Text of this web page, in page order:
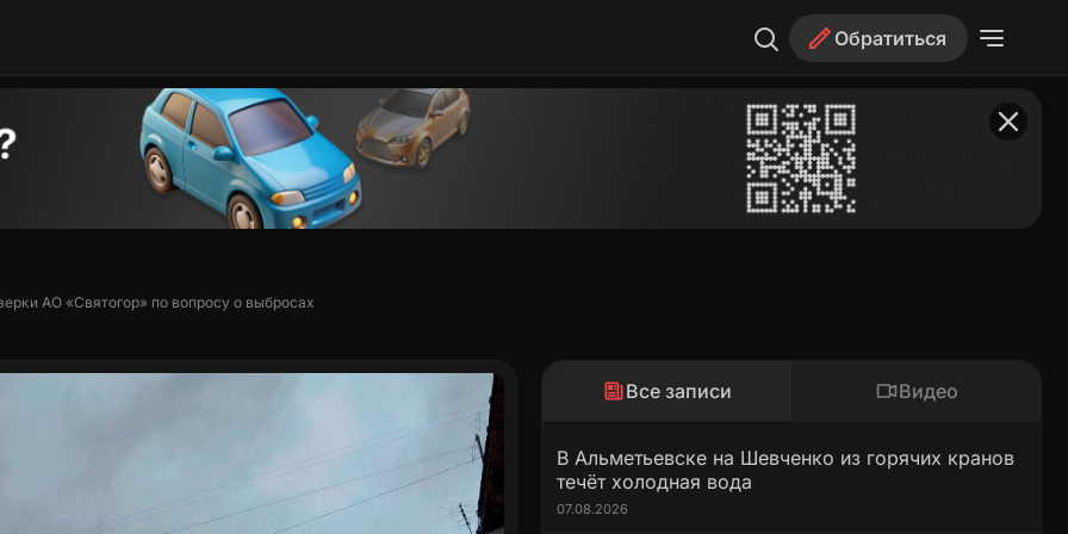
Обратиться
АО «Святогор» по вопросу о выбросах
Все записи Видео
В Альметьевске на Шевченко из горячих кранов
течёт холодная вода
07.08.2026